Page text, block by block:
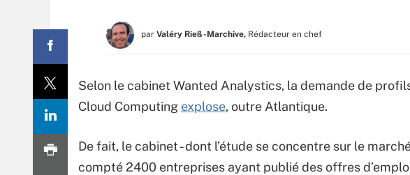
par Valéry Rieß-Marchive, Rédacteur en chef
Selon le cabinet Wanted Analystics, la demande de
Cloud Computing explose, outre Atlantique.
De fait, le cabinet - dont l’étude se concentre sur le
compté 2400 entreprises ayant publié des offres